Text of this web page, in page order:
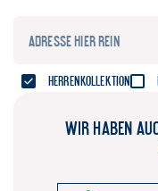
Herrenkollektion
WIR HABEN